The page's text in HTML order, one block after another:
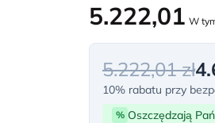
5.222,01 W
5.222,01 zł
10% rabatu przy
% Oszczędzają